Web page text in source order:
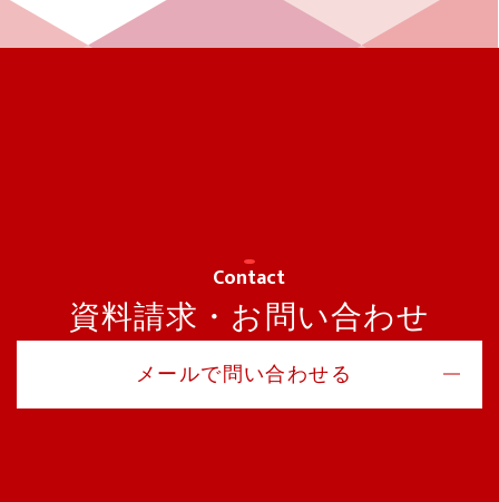
Contact
資料請求・お問い合わせ
メールで問い合わせる